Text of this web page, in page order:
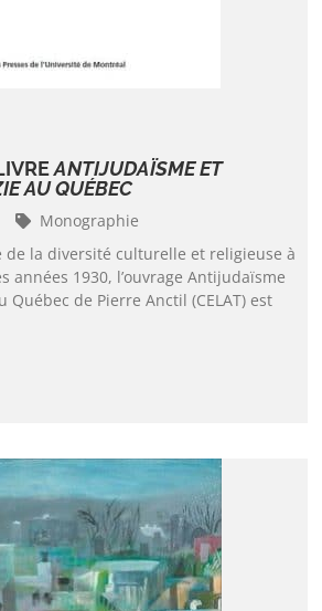
ANTIJUDAÏSME ET
AU QUÉBEC
Monographie
de la diversité culturelle et religieuse à
années 1930, l’ouvrage Antijudaïsme
Québec de Pierre Anctil (CELAT) est